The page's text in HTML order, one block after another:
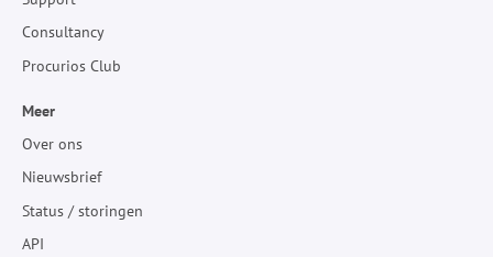
Consultancy
Procurios Club
Meer
Over ons
Nieuwsbrief
Status / storingen
API